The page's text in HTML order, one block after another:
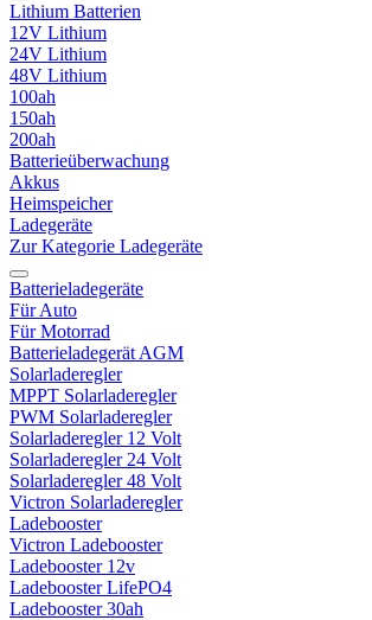
Lithium Batterien
12V Lithium
24V Lithium
48V Lithium
100ah
150ah
200ah
Batterieüberwachung
Akkus
Heimspeicher
Ladegeräte
Zur Kategorie Ladegeräte
Batterieladegeräte
Für Auto
Für Motorrad
Batterieladegerät AGM
Solarladeregler
MPPT Solarladeregler
PWM Solarladeregler
Solarladeregler 12 Volt
Solarladeregler 24 Volt
Solarladeregler 48 Volt
Victron Solarladeregler
Ladebooster
Victron Ladebooster
Ladebooster 12v
Ladebooster LifePO4
Ladebooster 30ah